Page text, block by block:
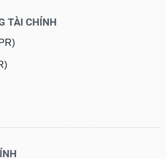
TÀI CHÍNH